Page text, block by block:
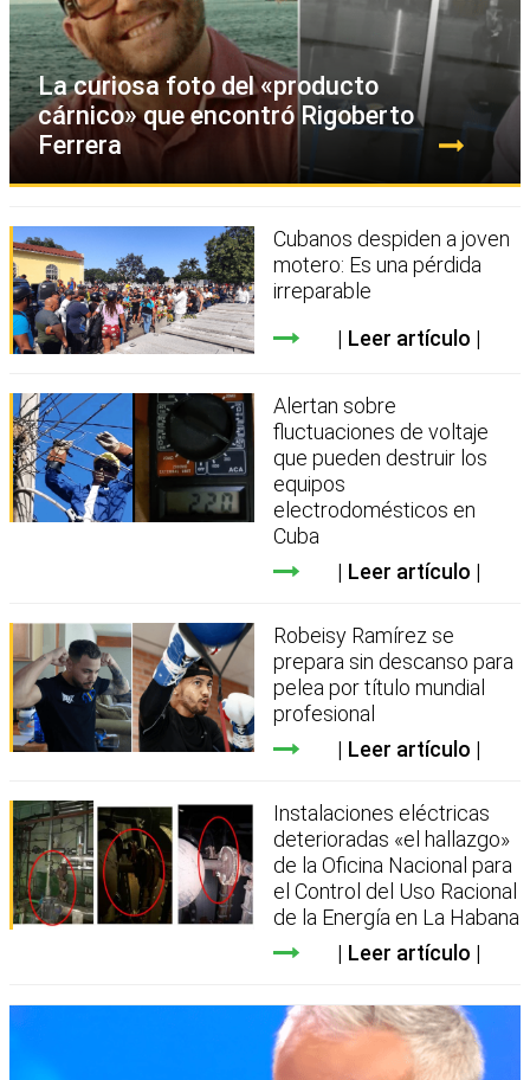
La curiosa foto del «producto
cárnico» que encontró Rigoberto
Ferrera
Cubanos despiden a joven
motero: Es una pérdida
irreparable
Leer artículo
Alertan sobre
fluctuaciones de voltaje
que pueden destruir los
equipos
electrodomésticos en
Cuba
Leer artículo
Robeisy Ramírez se
prepara sin descanso para
pelea por título mundial
profesional
Leer artículo
Instalaciones eléctricas
deterioradas «el hallazgo»
de la Oficina Nacional para
el Control del Uso Racional
de la Energía en La Habana
Leer artículo